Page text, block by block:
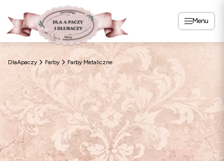
Menu
DlaApaczy Farby Farby Metaliczne